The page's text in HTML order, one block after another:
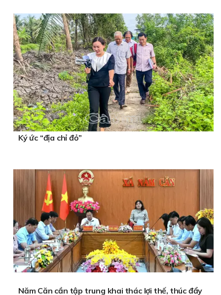
Ký ức “địa chỉ đỏ”
Năm Căn cần tập trung khai thác lợi thế, thúc đẩy